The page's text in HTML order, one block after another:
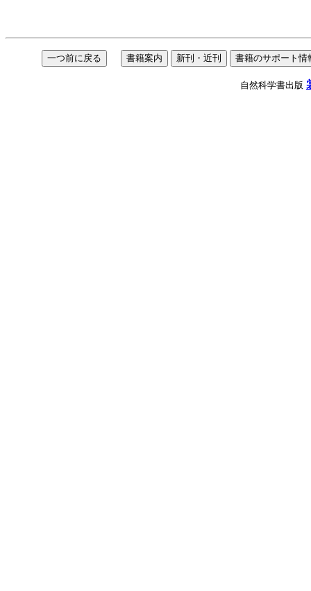
自然科学書出版